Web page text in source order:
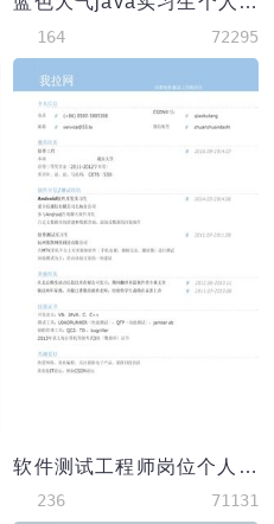
164 72295
软件测试工程师岗位个人简历模板
236 71131